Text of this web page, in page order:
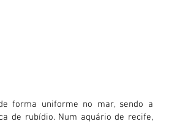
forma uniforme no mar, sendo a
de rubídio. Num aquário de recife,